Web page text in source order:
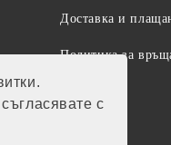
с
Доставка и
Политика за